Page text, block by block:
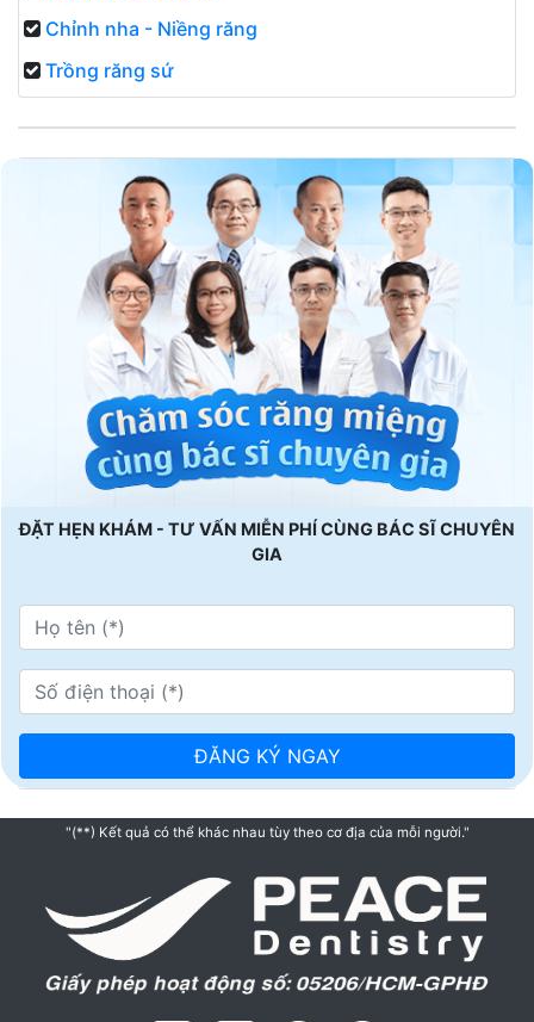
Chỉnh nha - Niềng răng
Trồng răng sứ
ĐẶT HẸN KHÁM - TƯ VẤN MIỄN PHÍ CÙNG BÁC SĨ CHUYÊN
GIA
"(**) Kết quả có thể khác nhau tùy theo cơ địa của mỗi người."